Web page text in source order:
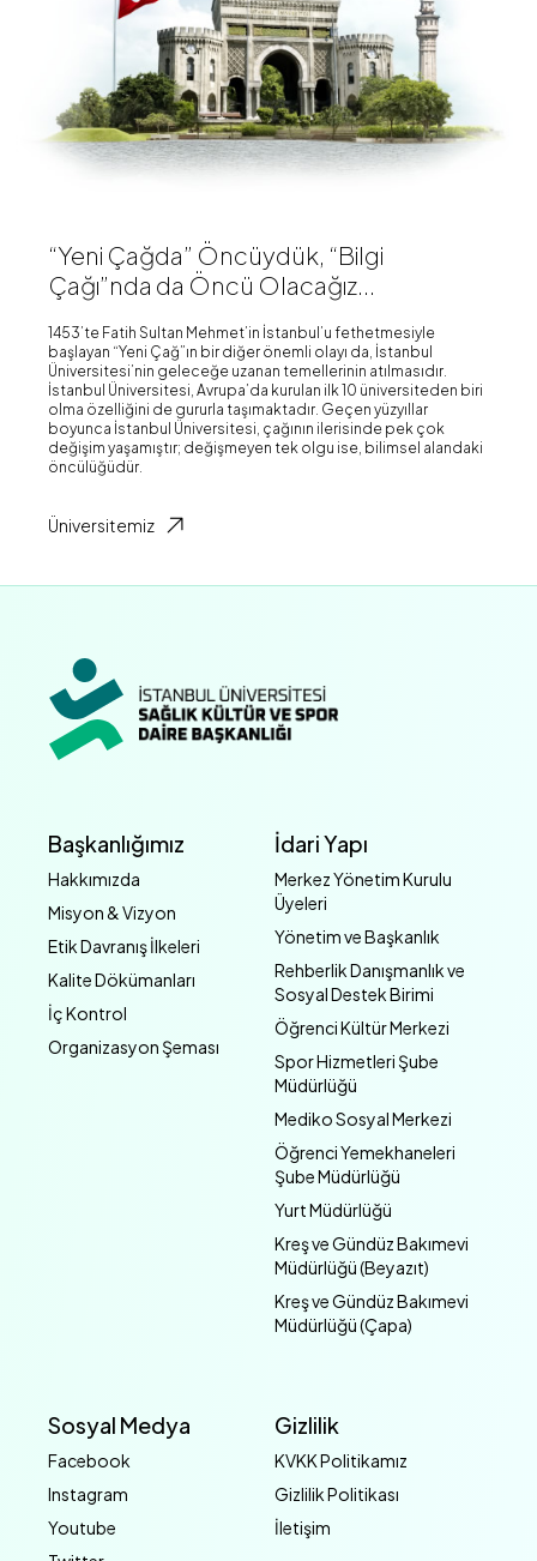
“Yeni Çağda” Öncüydük, “Bilgi
Çağı”nda da Öncü Olacağız...
1453’te Fatih Sultan Mehmet’in İstanbul’u fethetmesiyle
başlayan “Yeni Çağ”ın bir diğer önemli olayı da, İstanbul
Üniversitesi’nin geleceğe uzanan temellerinin atılmasıdır.
İstanbul Üniversitesi, Avrupa’da kurulan ilk 10 üniversiteden biri
olma özelliğini de gururla taşımaktadır. Geçen yüzyıllar
boyunca İstanbul Üniversitesi, çağının ilerisinde pek çok
değişim yaşamıştır; değişmeyen tek olgu ise, bilimsel alandaki
öncülüğüdür.
Üniversitemiz
Başkanlığımız
Hakkımızda
Misyon & Vizyon
Etik Davranış İlkeleri
Kalite Dökümanları
İç Kontrol
Organizasyon Şeması
İdari Yapı
Merkez Yönetim Kurulu
Üyeleri
Yönetim ve Başkanlık
Rehberlik Danışmanlık ve
Sosyal Destek Birimi
Öğrenci Kültür Merkezi
Spor Hizmetleri Şube
Müdürlüğü
Mediko Sosyal Merkezi
Öğrenci Yemekhaneleri
Şube Müdürlüğü
Yurt Müdürlüğü
Kreş ve Gündüz Bakımevi
Müdürlüğü (Beyazıt)
Kreş ve Gündüz Bakımevi
Müdürlüğü (Çapa)
Sosyal Medya
Facebook
Instagram
Youtube
Gizlilik
KVKK Politikamız
Gizlilik Politikası
İletişim